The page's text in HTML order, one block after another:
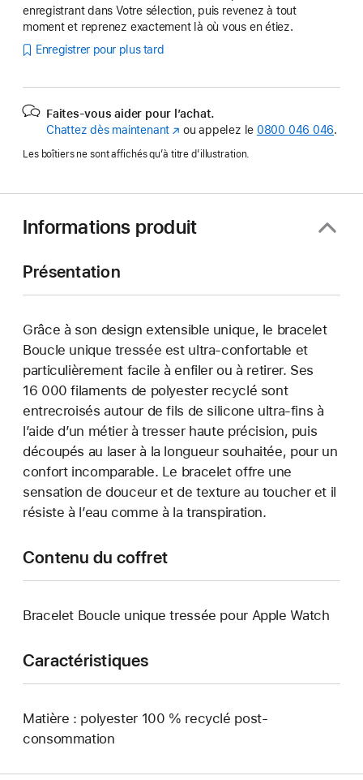
enregistrant dans Votre sélection, puis revenez à tout
moment et reprenez exactement là où vous en étiez.
Enregistrer pour plus tard
Faites-vous aider pour l’achat.
Chattez dès maintenant (s’ouvre
une
fenêtre)
ou appelez le 0800 046 046.
Les boîtiers ne sont affichés qu’à titre d’illustration.
Informations produit
Présentation
Grâce à son design extensible unique, le bracelet
Boucle unique tressée est ultra-confortable et
particulièrement facile à enfiler ou à retirer. Ses
16 000 filaments de polyester recyclé sont
entrecroisés autour de fils de silicone ultra-fins à
l’aide d’un métier à tresser haute précision, puis
découpés au laser à la longueur souhaitée, pour un
confort incomparable. Le bracelet offre une
sensation de douceur et de texture au toucher et il
résiste à l’eau comme à la transpiration.
Contenu du coffret
Bracelet Boucle unique tressée pour Apple Watch
Caractéristiques
Matière : polyester 100 % recyclé post-
consommation